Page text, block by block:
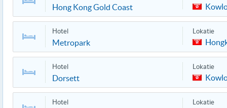
Hong Kong Gold Coast
Hotel
Metropark
Lokatie
Hotel
Dorsett
Lokatie
Hotel Lokatie